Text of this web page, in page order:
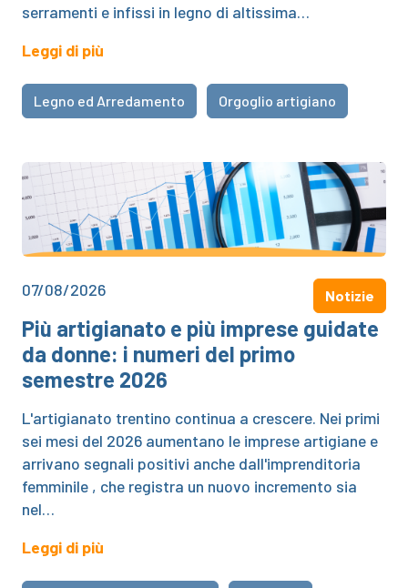
serramenti e infissi in legno di altissima…
Leggi di più
Legno ed Arredamento Orgoglio artigiano
07/08/2026 Notizie
Più artigianato e più imprese guidate
da donne: i numeri del primo
semestre 2026
L'artigianato trentino continua a crescere. Nei primi
sei mesi del 2026 aumentano le imprese artigiane e
arrivano segnali positivi anche dall'imprenditoria
femminile , che registra un nuovo incremento sia
nel…
Leggi di più